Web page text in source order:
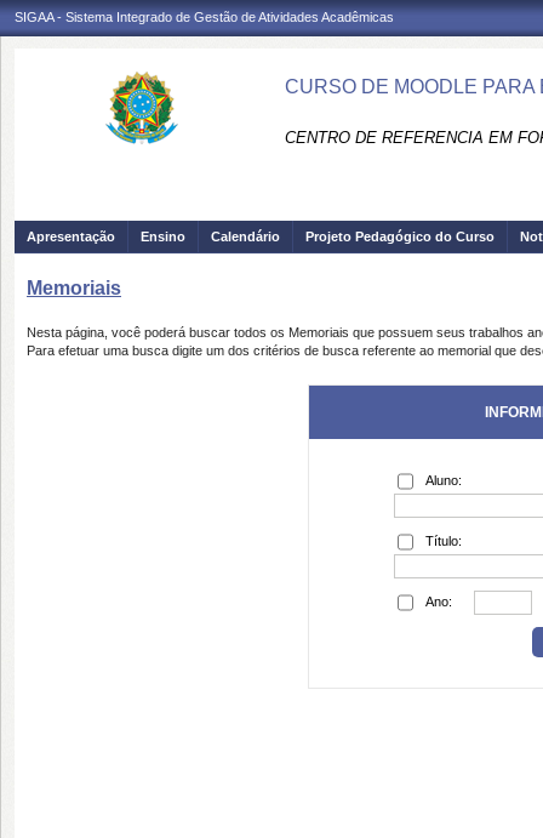
SIGAA - Sistema Integrado de Gestão de Atividades Acadêmicas
CURSO DE MOODLE
CENTRO DE REFERENCIA EM
Apresentação Ensino Calendário Projeto Pedagógico do Curso
Memoriais
Nesta página, você poderá buscar todos os Memoriais que possuem seus trabalhos
Para efetuar uma busca digite um dos critérios de busca referente ao memorial que
Aluno:
Título:
Ano: